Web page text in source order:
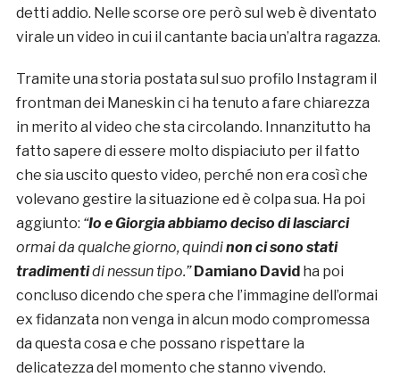
detti addio. Nelle scorse ore però sul web è diventato
virale un video in cui il cantante bacia un’altra ragazza.
Tramite una storia postata sul suo profilo Instagram il
frontman dei Maneskin ci ha tenuto a fare chiarezza
in merito al video che sta circolando. Innanzitutto ha
fatto sapere di essere molto dispiaciuto per il fatto
che sia uscito questo video, perché non era così che
volevano gestire la situazione ed è colpa sua. Ha poi
aggiunto: “Io e Giorgia abbiamo deciso di lasciarci
ormai da qualche giorno, quindinon ci sono stati
tradimentidi nessun tipo.” Damiano David ha poi
concluso dicendo che spera che l’immagine dell’ormai
ex fidanzata non venga in alcun modo compromessa
da questa cosa e che possano rispettare la
delicatezza del momento che stanno vivendo.